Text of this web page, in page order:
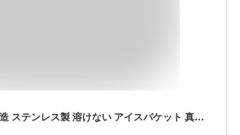
アイスペール 二重構造 ステンレス製 溶けない アイスバケット 真空断熱 サーモス アイスペール 氷入れ ハンドルとフタ付 シャンパン ボトル パーティー食器保冷用 大容量 2L 3L アイスバケツ 持ちやすい プロ仕様 家庭用 業務用 全3色